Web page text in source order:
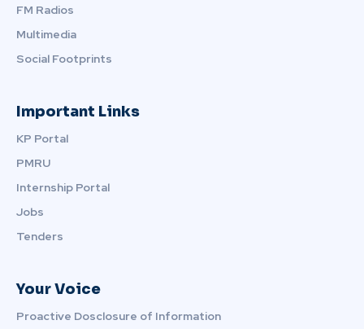
FM Radios
Multimedia
Social Footprints
Important Links
KP Portal
PMRU
Internship Portal
Jobs
Tenders
Your Voice
Proactive Dosclosure of Information